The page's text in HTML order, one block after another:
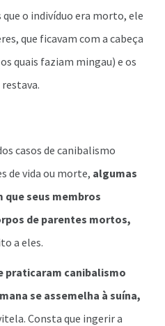
que o indivíduo era morto, ele
que ficavam com a cabeça
quais faziam mingau) e os
casos de canibalismo
de vida ou morte, algumas
seus membros
de parentes mortos,
a eles.
praticaram canibalismo
se assemelha à suína,
Consta que ingerir a